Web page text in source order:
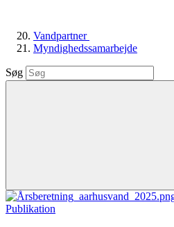
Vandpartner
Myndighedssamarbejde
Søg
Publikation